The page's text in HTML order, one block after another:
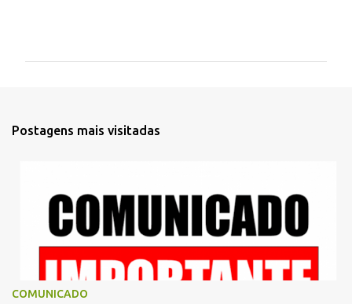
Postagens mais visitadas
COMUNICADO